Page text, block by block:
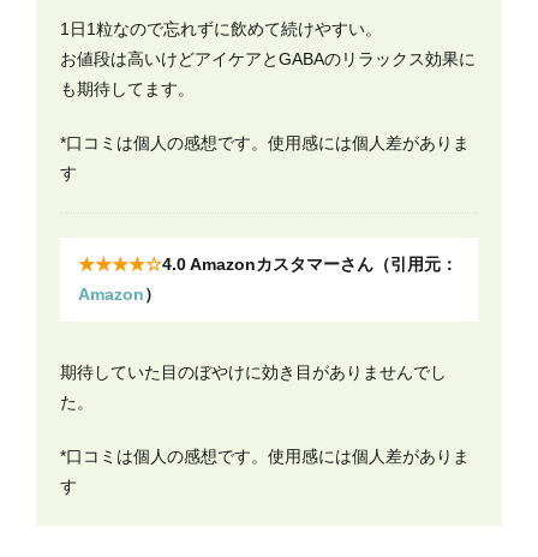
1日1粒なので忘れずに飲めて続けやすい。
お値段は高いけどアイケアとGABAのリラックス効果に
も期待してます。
*口コミは個人の感想です。使用感には個人差がありま
す
★★★★☆4.0 Amazonカスタマーさん（引用元：
Amazon）
期待していた目のぼやけに効き目がありませんでし
た。
*口コミは個人の感想です。使用感には個人差がありま
す